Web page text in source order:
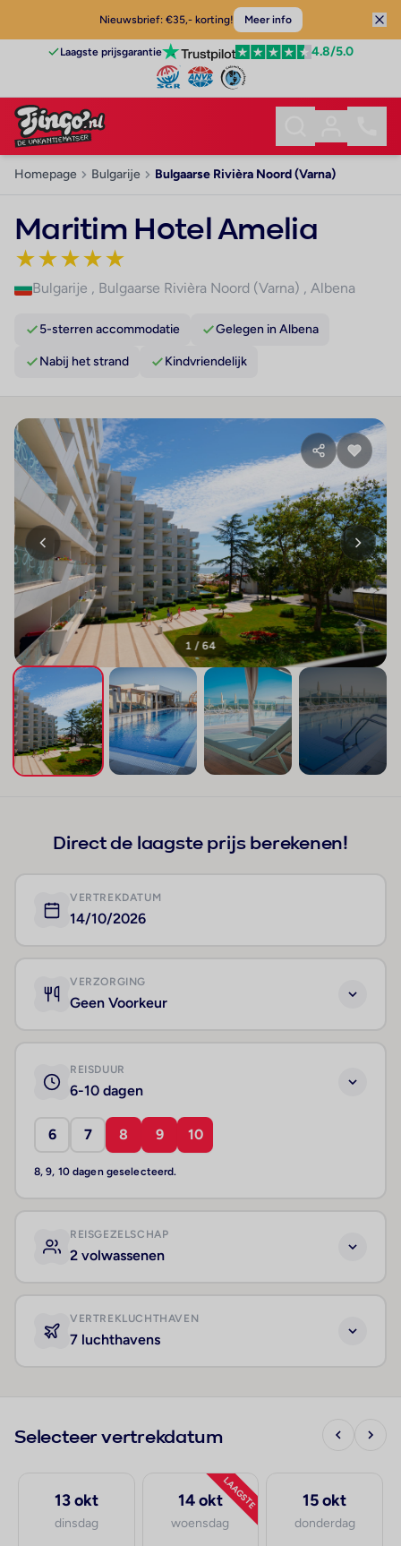
Nieuwsbrief: €35,- korting! Meer info
Laagste prijsgarantie 4.8/5.0
Homepage Bulgarije Bulgaarse Rivièra Noord (Varna)
Maritim Hotel Amelia
★★★★★
Bulgarije , Bulgaarse Rivièra Noord (Varna) , Albena
5-sterren accommodatie Gelegen in Albena
Nabij het strand Kindvriendelijk
1 / 64
Direct de laagste prijs berekenen!
VERTREKDATUM
14/10/2026
VERZORGING
Geen Voorkeur
REISDUUR
6-10 dagen
6 7 8 9 10
8, 9, 10 dagen geselecteerd.
REISGEZELSCHAP
2 volwassenen
VERTREKLUCHTHAVEN
7 luchthavens
Selecteer vertrekdatum
13 okt
dinsdag
LAAGSTE
14 okt
woensdag
15 okt
donderdag